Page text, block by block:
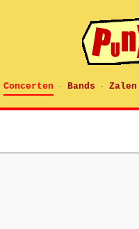
Concerten · Bands · Zalen